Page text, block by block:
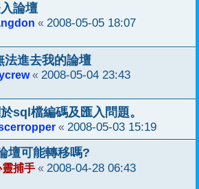
論壇
« 2008-05-05 18:07
法進去我的論壇
« 2008-05-04 23:43
sql檔編碼及匯入問題。
« 2008-05-03 15:19
壇可能轉移嗎?
靈捕手 « 2008-04-28 06:43